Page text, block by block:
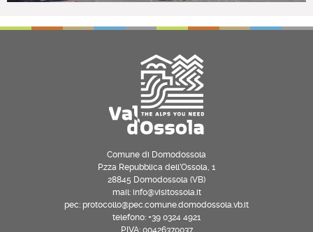
Comune di Domodossola
P.zza Repubblica dell’Ossola, 1
28845 Domodossola (VB)
mail: info@visitossola.it
pec: protocollo@pec.comune.domodossola.vb.it
telefono: +39 0324 4921